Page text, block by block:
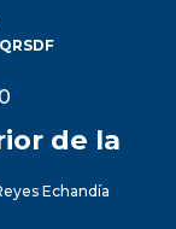
de la
Echandía